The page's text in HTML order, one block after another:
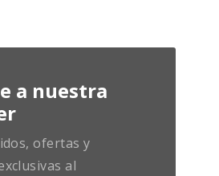
a nuestra
ofertas y
al